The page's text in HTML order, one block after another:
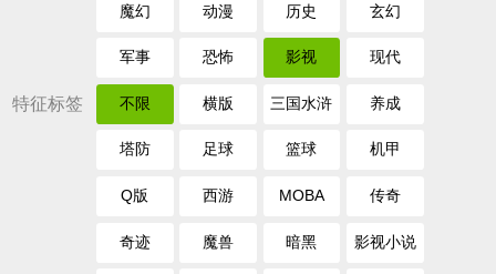
魔幻 动漫 历史 玄幻
军事 恐怖 影视 现代
特征标签 不限 横版 三国水浒 养成
塔防 足球 篮球 机甲
Q版 西游 MOBA 传奇
奇迹 魔兽 暗黑 影视小说